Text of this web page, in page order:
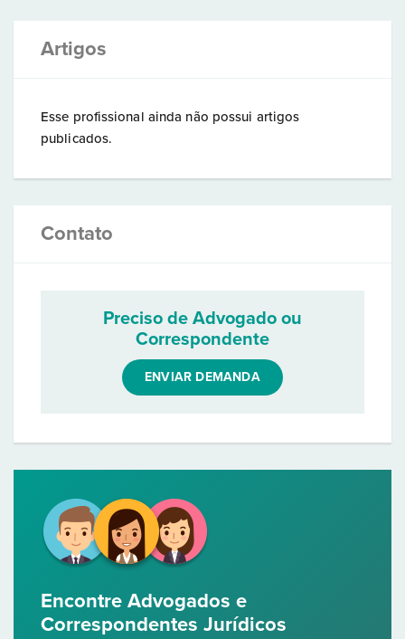
Artigos
Esse profissional ainda não possui artigos
publicados.
Contato
Preciso de Advogado ou
Correspondente
ENVIAR DEMANDA
Encontre Advogados e
Correspondentes Jurídicos